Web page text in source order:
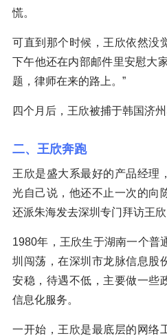
慌。
可直到那个时候，王欣依然没
下午他还在内部邮件里安慰大
题，律师在来的路上。”
四个月后，王欣被捕于韩国济州
二、王欣奔跑
王欣是盛大系最好的产品经理
光自己说，他还不止一次的向
还派朱海发去深圳专门拜访王
1980年，王欣生于湖南一个普
圳闯荡，在深圳市龙脉信息股
安稳，待遇不低，主要做一些
信息化服务。
一开始，王欣是最底层的网络